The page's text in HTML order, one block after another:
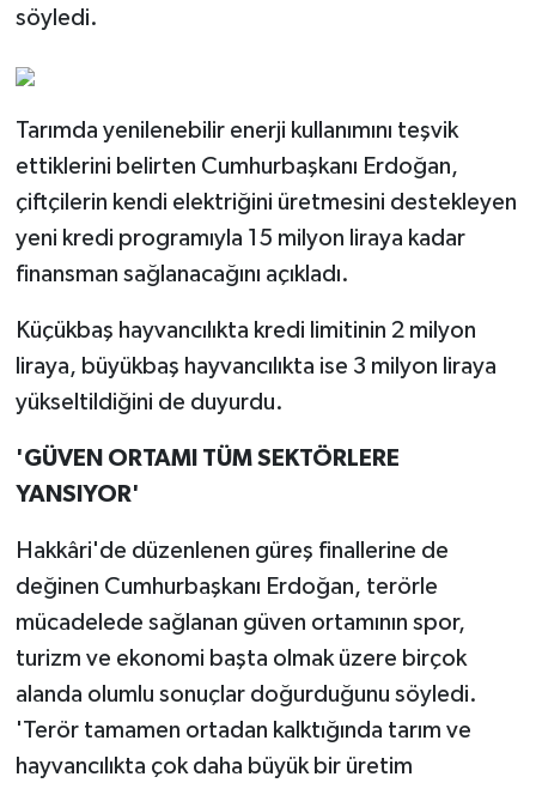
söyledi.
Tarımda yenilenebilir enerji kullanımını teşvik
ettiklerini belirten Cumhurbaşkanı Erdoğan,
çiftçilerin kendi elektriğini üretmesini destekleyen
yeni kredi programıyla 15 milyon liraya kadar
finansman sağlanacağını açıkladı.
Küçükbaş hayvancılıkta kredi limitinin 2 milyon
liraya, büyükbaş hayvancılıkta ise 3 milyon liraya
yükseltildiğini de duyurdu.
'GÜVEN ORTAMI TÜM SEKTÖRLERE
YANSIYOR'
Hakkâri'de düzenlenen güreş finallerine de
değinen Cumhurbaşkanı Erdoğan, terörle
mücadelede sağlanan güven ortamının spor,
turizm ve ekonomi başta olmak üzere birçok
alanda olumlu sonuçlar doğurduğunu söyledi.
'Terör tamamen ortadan kalktığında tarım ve
hayvancılıkta çok daha büyük bir üretim